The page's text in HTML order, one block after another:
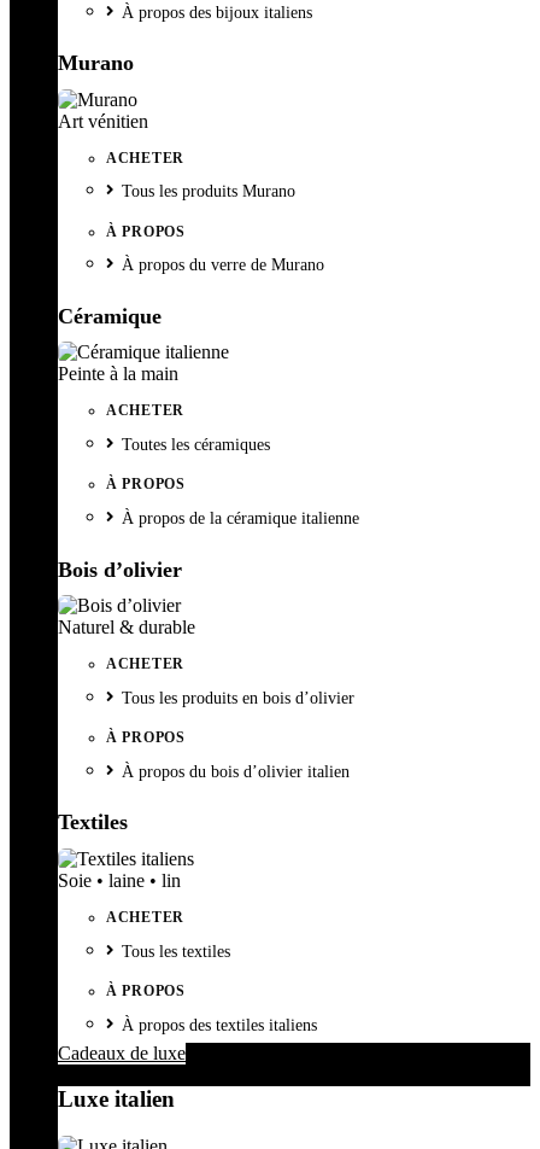
À propos des bijoux italiens
Murano
Art vénitien
ACHETER
Tous les produits Murano
À PROPOS
À propos du verre de Murano
Céramique
Peinte à la main
ACHETER
Toutes les céramiques
À PROPOS
À propos de la céramique italienne
Bois d’olivier
Naturel & durable
ACHETER
Tous les produits en bois d’olivier
À PROPOS
À propos du bois d’olivier italien
Textiles
Soie • laine • lin
ACHETER
Tous les textiles
À PROPOS
À propos des textiles italiens
Cadeaux de luxe
Luxe italien